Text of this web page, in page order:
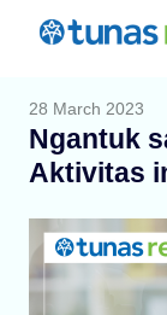
28 March 2023
Ngantuk
Aktivitas